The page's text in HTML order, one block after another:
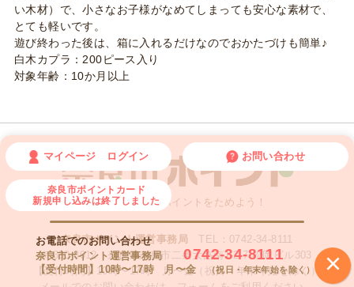
い木材）で、小さなお子様がなめてしまっても安心な素材で、
とても軽いです。
遊び終わった後は、箱に入れるだけなのでおかたづけも簡単♪
白木カプラ：200ピース入り
対象年齢：10か月以上
奈良で過ごしてポイントをためよう！
奈良市ポイント運営事務局
TEL：0742-34-8111
〒630-8012 奈良県奈良市二条大路南1-2-7 松岡ビル303
【受付時間】10時〜17時 月〜金（祝日・年末年始を除く）
×
マイページ ログイン お問い合わせ
奈良市ポイントカード
新規申し込みは終了しました
お電話でのお問い合わせ
奈良市ポイント運営事務局0742-34-8111
【受付時間】10時〜17時 月〜金（祝日・年末年始を除く）